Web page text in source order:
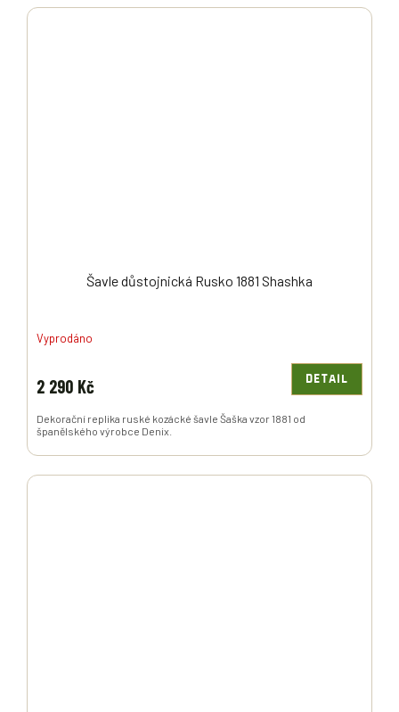
Šavle důstojnická Rusko 1881 Shashka
Vyprodáno
2 290 Kč DETAIL
Dekorační replika ruské kozácké šavle Šaška vzor 1881 od
španělského výrobce Denix.